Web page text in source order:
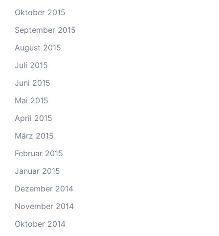
Oktober 2015
September 2015
August 2015
Juli 2015
Juni 2015
Mai 2015
April 2015
März 2015
Februar 2015
Januar 2015
Dezember 2014
November 2014
Oktober 2014